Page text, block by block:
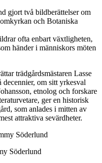
gjort två bildberättelser om
och Botaniska
ofta enbart växtligheten,
händer i människors möten
trädgårdsmästaren Lasse
decennier, om sitt yrkesval
etnolog och forskare
ger en historisk
som anlades i mitten av
attraktiva sevärdheter.
Söderlund